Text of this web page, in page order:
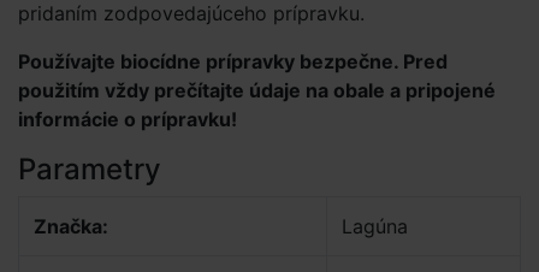
pridaním zodpovedajúceho prípravku.
Používajte biocídne prípravky bezpečne. Pred
použitím vždy prečítajte údaje na obale a pripojené
informácie o prípravku!
Parametry
Značka: Lagúna